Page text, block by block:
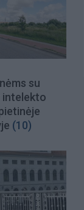
su
intelekto
(10)